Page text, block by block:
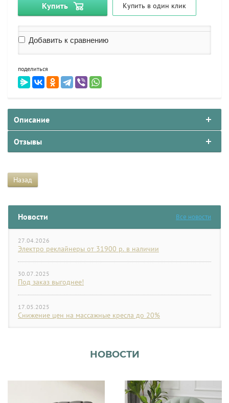
Новости Все новости
27.04.2026
Электро реклайнеры от 31900 р. в наличии
30.07.2025
Под заказ выгоднее!
17.05.2025
Снижение цен на массажные кресла до 20%
Купить Купить в один клик
Добавить к сравнению
поделиться
Описание
Отзывы
Назад
НОВОСТИ